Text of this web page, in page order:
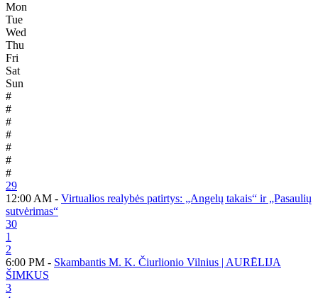
Mon
Tue
Wed
Thu
Fri
Sat
Sun
#
#
#
#
#
#
#
29
12:00 AM - Virtualios realybės patirtys: „Angelų takais“ ir „Pasaulių
sutvėrimas“
30
1
2
6:00 PM - Skambantis M. K. Čiurlionio Vilnius | AURĒLIJA
ŠIMKUS
3